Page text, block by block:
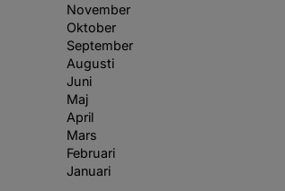
November
Oktober
September
Augusti
Juni
Maj
April
Mars
Februari
Januari